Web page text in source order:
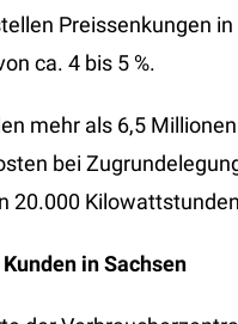
Preissenkungen
ca. 4 bis 5 %.
mehr als 6,5
bei
20.000
in Sachsen